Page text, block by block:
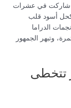
شاركت في عشرات
أسود قلب
الدراما
وتبهر الجمهور
تتخطى